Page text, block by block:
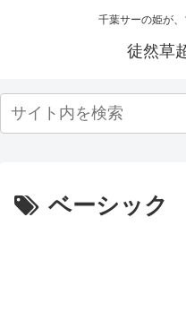
千葉サーの姫が
徒然草
ベーシック